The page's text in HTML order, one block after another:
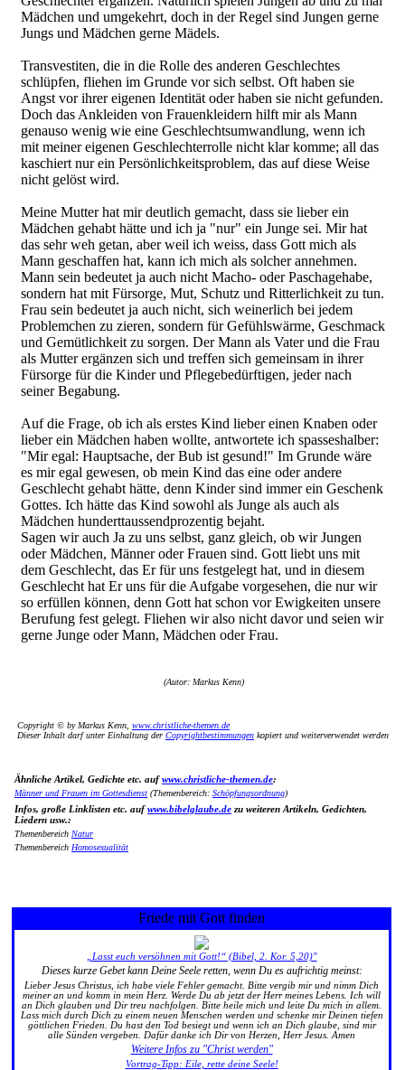
Mädchen und umgekehrt, doch in der Regel sind Jungen gerne
Jungs und Mädchen gerne Mädels.
Transvestiten, die in die Rolle des anderen Geschlechtes
schlüpfen, fliehen im Grunde vor sich selbst. Oft haben sie
Angst vor ihrer eigenen Identität oder haben sie nicht gefunden.
Doch das Ankleiden von Frauenkleidern hilft mir als Mann
genauso wenig wie eine Geschlechtsumwandlung, wenn ich
mit meiner eigenen Geschlechterrolle nicht klar komme; all das
kaschiert nur ein Persönlichkeitsproblem, das auf diese Weise
nicht gelöst wird.
Meine Mutter hat mir deutlich gemacht, dass sie lieber ein
Mädchen gehabt hätte und ich ja "nur" ein Junge sei. Mir hat
das sehr weh getan, aber weil ich weiss, dass Gott mich als
Mann geschaffen hat, kann ich mich als solcher annehmen.
Mann sein bedeutet ja auch nicht Macho- oder Paschagehabe,
sondern hat mit Fürsorge, Mut, Schutz und Ritterlichkeit zu tun.
Frau sein bedeutet ja auch nicht, sich weinerlich bei jedem
Problemchen zu zieren, sondern für Gefühlswärme, Geschmack
und Gemütlichkeit zu sorgen. Der Mann als Vater und die Frau
als Mutter ergänzen sich und treffen sich gemeinsam in ihrer
Fürsorge für die Kinder und Pflegebedürftigen, jeder nach
seiner Begabung.
Auf die Frage, ob ich als erstes Kind lieber einen Knaben oder
lieber ein Mädchen haben wollte, antwortete ich spasseshalber:
"Mir egal: Hauptsache, der Bub ist gesund!" Im Grunde wäre
es mir egal gewesen, ob mein Kind das eine oder andere
Geschlecht gehabt hätte, denn Kinder sind immer ein Geschenk
Gottes. Ich hätte das Kind sowohl als Junge als auch als
Mädchen hunderttaussendprozentig bejaht.
Sagen wir auch Ja zu uns selbst, ganz gleich, ob wir Jungen
oder Mädchen, Männer oder Frauen sind. Gott liebt uns mit
dem Geschlecht, das Er für uns festgelegt hat, und in diesem
Geschlecht hat Er uns für die Aufgabe vorgesehen, die nur wir
so erfüllen können, denn Gott hat schon vor Ewigkeiten unsere
Berufung fest gelegt. Fliehen wir also nicht davor und seien wir
gerne Junge oder Mann, Mädchen oder Frau.
(Autor: Markus Kenn)
Copyright © by Markus Kenn, www.christliche-themen.de
Dieser Inhalt darf unter Einhaltung der Copyrightbestimmungen kopiert und weiterverwendet werden
Ähnliche Artikel, Gedichte etc. aufwww.christliche-themen.de:
Männer und Frauen im Gottesdienst (Themenbereich: Schöpfungsordnung)
Infos, große Linklisten etc. aufwww.bibelglaube.de zu weiteren Artikeln, Gedichten,
Liedern usw.:
Themenbereich Natur
Themenbereich Homosexualität
Friede mit Gott finden
„Lasst euch versöhnen mit Gott!“ (Bibel, 2. Kor. 5,20)"
Dieses kurze Gebet kann Deine Seele retten, wenn Du es aufrichtig meinst:
Lieber Jesus Christus, ich habe viele Fehler gemacht. Bitte vergib mir und nimm Dich
meiner an und komm in mein Herz. Werde Du ab jetzt der Herr meines Lebens. Ich will
an Dich glauben und Dir treu nachfolgen. Bitte heile mich und leite Du mich in allem.
Lass mich durch Dich zu einem neuen Menschen werden und schenke mir Deinen tiefen
göttlichen Frieden. Du hast den Tod besiegt und wenn ich an Dich glaube, sind mir
alle Sünden vergeben. Dafür danke ich Dir von Herzen, Herr Jesus. Amen
Weitere Infos zu "Christ werden"
Vortrag-Tipp: Eile, rette deine Seele!